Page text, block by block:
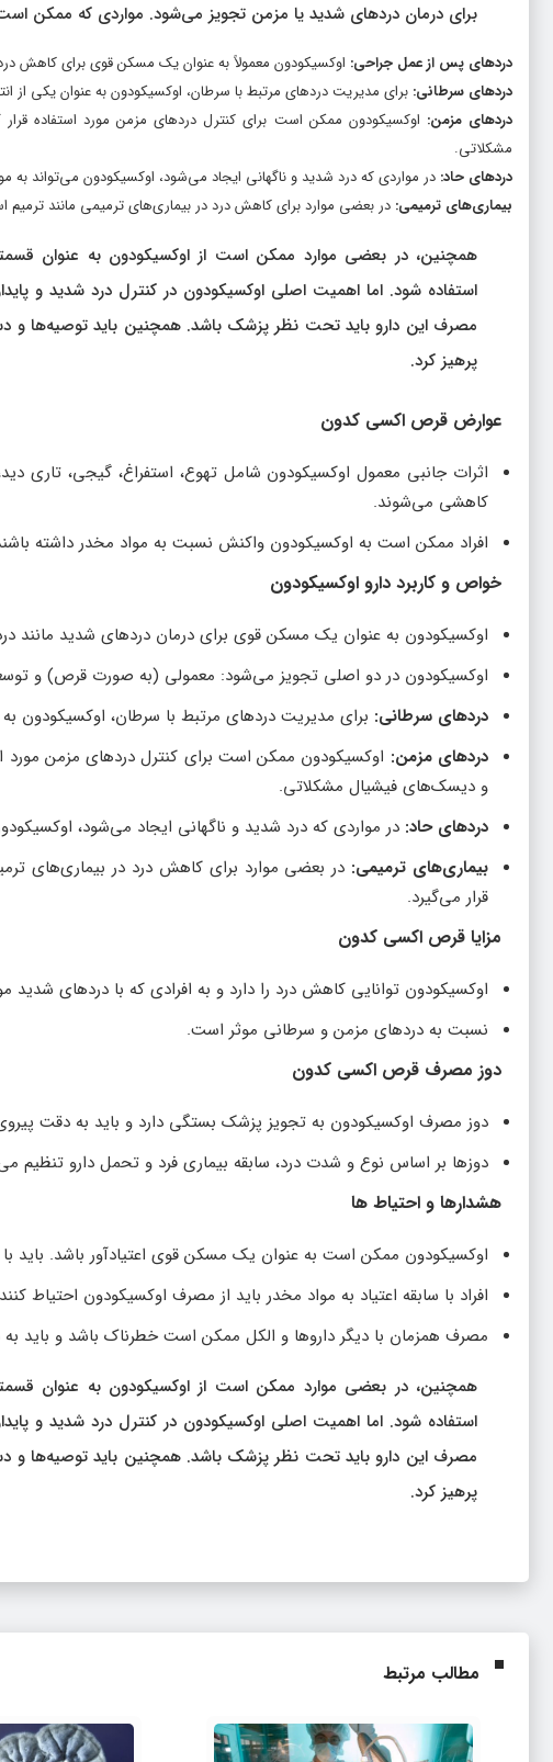
برای درمان دردهای شدید یا مزمن تجویز می‌شود. مواردی که ممکن است
دردهای پس از عمل جراحی: اوکسیکودون معمولاً به عنوان یک مسکن قوی برای کاهش
دردهای سرطانی: برای مدیریت دردهای مرتبط با سرطان، اوکسیکودون به عنوان یکی از
دردهای مزمن: اوکسیکودون ممکن است برای کنترل دردهای مزمن مورد استفاده
مشکلاتی.
دردهای حاد: در مواردی که درد شدید و ناگهانی ایجاد می‌شود، اوکسیکودون می‌تواند
بیماری‌های ترمیمی: در بعضی موارد برای کاهش درد در بیماری‌های ترمیمی مانند
همچنین، در بعضی موارد ممکن است از اوکسیکودون به عنوان
استفاده شود. اما اهمیت اصلی اوکسیکودون در کنترل درد شدید و
مصرف این دارو باید تحت نظر پزشک باشد. همچنین باید توصیه‌ها و
پرهیز کرد.
عوارض قرص اکسی‌ کدون
اثرات جانبی معمول اوکسیکودون شامل تهوع، استفراغ، گیجی،
کاهشی می‌شوند.
افراد ممکن است به اوکسیکودون واکنش نسبت به مواد مخدر داشته باشند
خواص و کاربرد دارو اوکسیکودون
اوکسیکودون به عنوان یک مسکن قوی برای درمان دردهای شدید مانند
اوکسیکودون در دو اصلی تجویز می‌شود: معمولی (به صورت قرص) و
دردهای سرطانی: برای مدیریت دردهای مرتبط با سرطان، اوکسیکودون
دردهای مزمن: اوکسیکودون ممکن است برای کنترل دردهای مزمن مورد
و دیسک‌های فیشیال مشکلاتی.
دردهای حاد: در مواردی که درد شدید و ناگهانی ایجاد می‌شود،
بیماری‌های ترمیمی: در بعضی موارد برای کاهش درد در بیماری‌های
قرار می‌گیرد.
مزایا قرص اکسی‌ کدون
اوکسیکودون توانایی کاهش درد را دارد و به افرادی که با دردهای شدید
نسبت به دردهای مزمن و سرطانی موثر است.
دوز مصرف قرص اکسی‌ کدون
دوز مصرف اوکسیکودون به تجویز پزشک بستگی دارد و باید به دقت
دوزها بر اساس نوع و شدت درد، سابقه بیماری فرد و تحمل دارو تنظیم
هشدارها و احتیاط‌ ها
اوکسیکودون ممکن است به عنوان یک مسکن قوی اعتیادآور باشد.
افراد با سابقه اعتیاد به مواد مخدر باید از مصرف اوکسیکودون احتیاط
مصرف همزمان با دیگر داروها و الکل ممکن است خطرناک باشد و باید
همچنین، در بعضی موارد ممکن است از اوکسیکودون به عنوان
استفاده شود. اما اهمیت اصلی اوکسیکودون در کنترل درد شدید و
مصرف این دارو باید تحت نظر پزشک باشد. همچنین باید توصیه‌ها و
پرهیز کرد.
مطالب مرتبط